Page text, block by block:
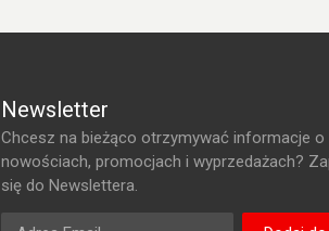
Newsletter
Chcesz na bieżąco otrzymywać informacje o
nowościach, promocjach i wyprzedażach?
się do Newslettera.
Adres Email